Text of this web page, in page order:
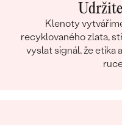
Klenoty
recyklovaného zlata,
vyslat signál, že etika